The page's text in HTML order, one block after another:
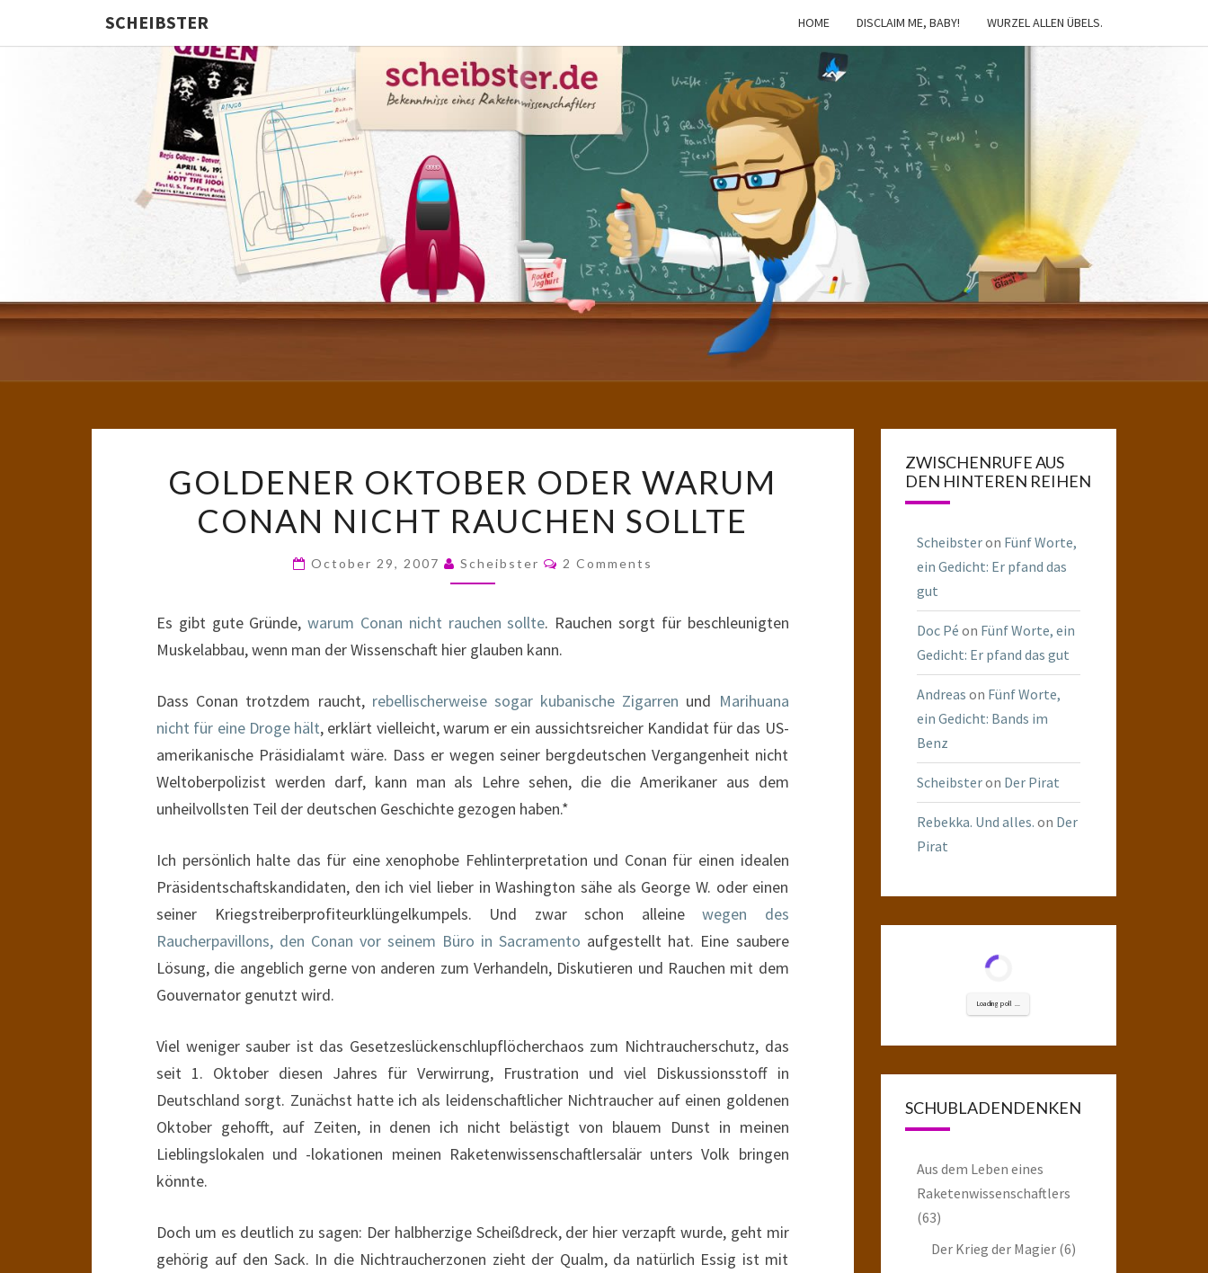
SCHEIBSTER HOME DISCLAIM ME, BABY! WURZEL ALLEN ÜBELS.
SCHEIBSTER
Gutbürgerliche
Reime Und
Mehr! In
Blogform.
Total Old
School!
OKTOBER
ODER
WARUM
CONAN
RAUCHEN
SOLLTE
GOLDENER OKTOBER ODER WARUM
CONAN NICHT RAUCHEN SOLLTE
October 29, 2007 Scheibster Comments
2 Comments
Es gibt gute Gründe,warum Conan nicht rauchen sollte. Rauchen sorgt für beschleunigten
Muskelabbau, wenn man der Wissenschaft hier glauben kann.
Dass Conan trotzdem raucht, rebellischerweise sogar kubanische Zigarren und Marihuana
nicht für eine Droge hält, erklärt vielleicht, warum er ein aussichtsreicher Kandidat für das US-
amerikanische Präsidialamt wäre. Dass er wegen seiner bergdeutschen Vergangenheit nicht
Weltoberpolizist werden darf, kann man als Lehre sehen, die die Amerikaner aus dem
unheilvollsten Teil der deutschen Geschichte gezogen haben.*
Ich persönlich halte das für eine xenophobe Fehlinterpretation und Conan für einen idealen
Präsidentschaftskandidaten, den ich viel lieber in Washington sähe als George W. oder einen
seiner Kriegstreiberprofiteurklüngelkumpels. Und zwar schon alleine wegen des
Raucherpavillons, den Conan vor seinem Büro in Sacramento aufgestellt hat. Eine saubere
Lösung, die angeblich gerne von anderen zum Verhandeln, Diskutieren und Rauchen mit dem
Gouvernator genutzt wird.
Viel weniger sauber ist das Gesetzeslückenschlupflöcherchaos zum Nichtraucherschutz, das
seit 1. Oktober diesen Jahres für Verwirrung, Frustration und viel Diskussionsstoff in
Deutschland sorgt. Zunächst hatte ich als leidenschaftlicher Nichtraucher auf einen goldenen
Oktober gehofft, auf Zeiten, in denen ich nicht belästigt von blauem Dunst in meinen
Lieblingslokalen und -lokationen meinen Raketenwissenschaftlersalär unters Volk bringen
könnte.
Doch um es deutlich zu sagen: Der halbherzige Scheißdreck, der hier verzapft wurde, geht mir
gehörig auf den Sack. In die Nichtraucherzonen zieht der Qualm, da natürlich Essig ist mit
ZWISCHENRUFE AUS
DEN HINTEREN REIHEN
Scheibsteron Fünf Worte,
ein Gedicht: Er pfand das
gut
Doc Pé on Fünf Worte, ein
Gedicht: Er pfand das gut
Andreas on Fünf Worte,
ein Gedicht: Bands im
Benz
Scheibsteron Der Pirat
Rebekka. Und alles. on Der
Pirat
Loading poll ...
SCHUBLADENDENKEN
Aus dem Leben eines
Raketenwissenschaftlers
(63)
Der Krieg der Magier(6)